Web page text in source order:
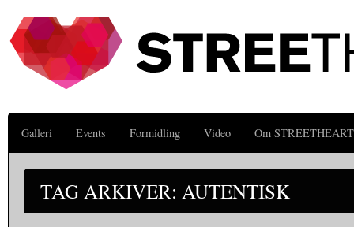
Galleri Events Formidling Video Om STREETHEART
TAG ARKIVER: AUTENTISK